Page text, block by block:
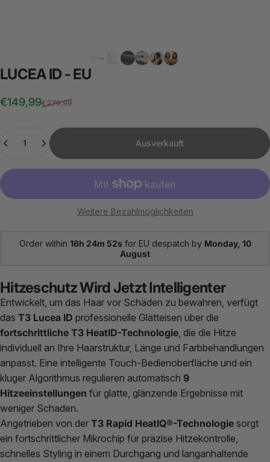
LUCEAID -EU
Verkaufspreis
€149,99
Normaler Preis
€279,99
Ausverkauft
Weitere Bezahlmöglichkeiten
Order within16h 24m 51sfor EU despatch by Monday, 10
August
Hitzeschutz Wird Jetzt Intelligenter
Entwickelt, um das Haar vor Schäden zu bewahren, verfügt
das T3 Lucea ID professionelle Glätteisen über die
fortschrittliche T3 HeatID-Technologie, die die Hitze
individuell an Ihre Haarstruktur, Länge und Farbbehandlungen
anpasst. Eine intelligente Touch-Bedienoberfläche und ein
kluger Algorithmus regulieren automatisch 9
Hitzeeinstellungen für glatte, glänzende Ergebnisse mit
weniger Schaden.
Angetrieben von der T3 Rapid HeatIQ®-Technologie sorgt
ein fortschrittlicher Mikrochip für präzise Hitzekontrolle,
schnelles Styling in einem Durchgang und langanhaltende